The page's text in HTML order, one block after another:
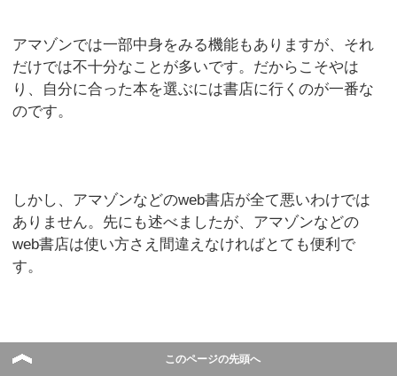
アマゾンでは一部中身をみる機能もありますが、それ
だけでは不十分なことが多いです。だからこそやは
り、自分に合った本を選ぶには書店に行くのが一番な
のです。
しかし、アマゾンなどのweb書店が全て悪いわけでは
ありません。先にも述べましたが、アマゾンなどの
web書店は使い方さえ間違えなければとても便利で
す。
例えば書店で欲しい本が在庫切れで、すぐに手に入ら
このページの先頭へ